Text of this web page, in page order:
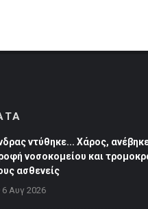
ντύθηκε... Χάρος,
νοσοκομείου και
ασθενείς
6 Αυγ 2026